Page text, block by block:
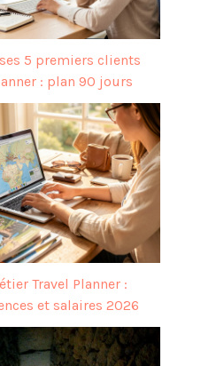
5 premiers clients
: plan 90 jours
Travel Planner :
et salaires 2026